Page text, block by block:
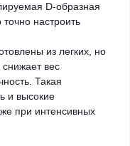
D-образная
настроить
из легких, но
снижает вес
Такая
и высокие
при интенсивных